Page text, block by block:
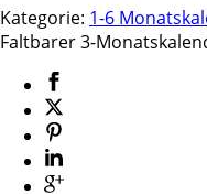
Kategorie: 1-6
Faltbarer 3-